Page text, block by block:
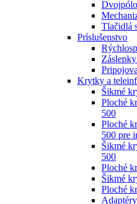
Tlačidlá
Príslušenstvo
Krytky a
Šikmé
Ploché
500
Ploché
500 pre
Šikmé
500
Ploché
Šikmé
Ploché